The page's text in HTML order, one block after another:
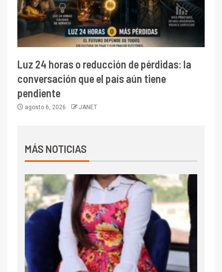
Luz 24 horas o reducción de pérdidas: la
conversación que el país aún tiene
pendiente
agosto 6, 2026 JANET
MÁS NOTICIAS